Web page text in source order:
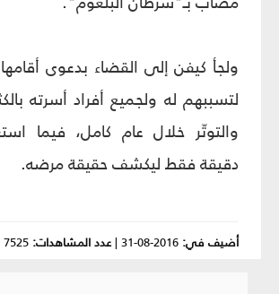
ولجأ كيفن إلى القضاء بدعوى
لتسببهم له ولجميع أفراد أسرته
دقيقة فقط ليكشف حقيقة مرضه.
أضيف في: 2016-08-31
|عدد المشاهدات: 7525